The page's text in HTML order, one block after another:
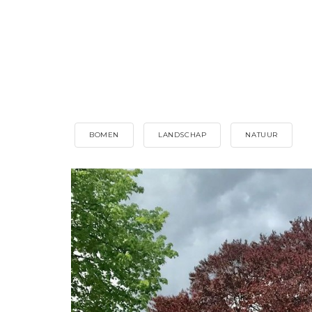
BOMEN LANDSCHAP NATUUR